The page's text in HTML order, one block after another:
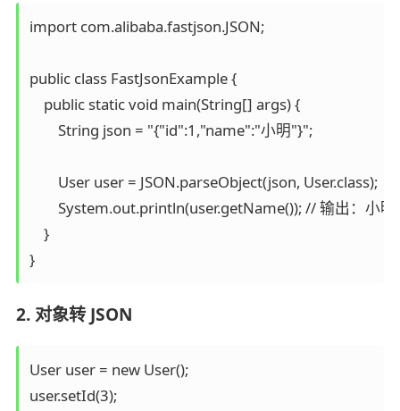
import com.alibaba.fastjson.JSON;
public class FastJsonExample {
    public static void main(String[] args) {
        String json = "{"id":1,"name":"小明"}";
        User user = JSON.parseObject(json, User.class);
        System.out.println(user.getName()); // 输出：小明
    }
}
2. 对象转 JSON
User user = new User();
user.setId(3);